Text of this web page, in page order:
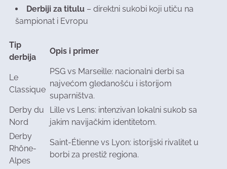
Derbiji za titulu – direktni sukobi koji utiču na
šampionat i Evropu
Tip
derbija
Opis i primer
Le
Classique
PSG vs Marseille: nacionalni derbi sa
najvećom gledanošću i istorijom
suparništva.
Derby du
Nord
Lille vs Lens: intenzivan lokalni sukob sa
jakim navijačkim identitetom.
Derby
Rhône-
Alpes
Saint-Étienne vs Lyon: istorijski rivalitet u
borbi za prestiž regiona.